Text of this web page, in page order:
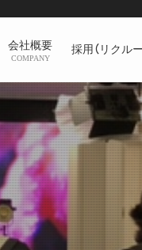
会社概要
COMPANY
採用（リクルー